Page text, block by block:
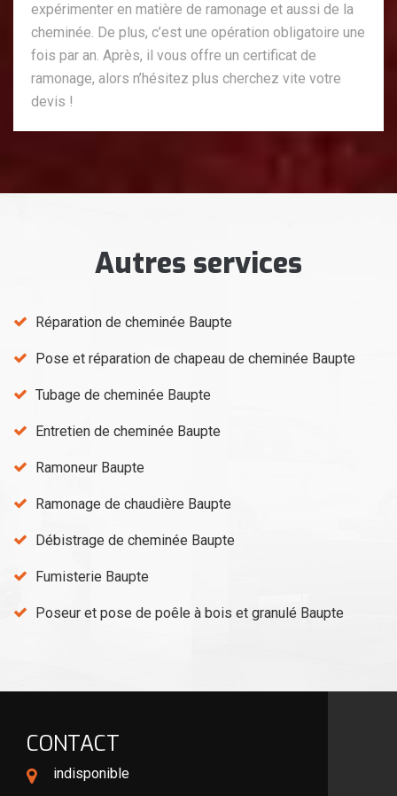
expérimenter en matière de ramonage et aussi de la
cheminée. De plus, c’est une opération obligatoire une
fois par an. Après, il vous offre un certificat de
ramonage, alors n’hésitez plus cherchez vite votre
devis !
Autres services
Réparation de cheminée Baupte
Pose et réparation de chapeau de cheminée Baupte
Tubage de cheminée Baupte
Entretien de cheminée Baupte
Ramoneur Baupte
Ramonage de chaudière Baupte
Débistrage de cheminée Baupte
Fumisterie Baupte
Poseur et pose de poêle à bois et granulé Baupte
CONTACT
indisponible